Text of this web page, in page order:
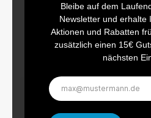
Bleibe auf dem
Newsletter und erhalte
Aktionen und Rabatten
zusätzlich einen 15€
nächsten
E-
Mail-
Adresse*